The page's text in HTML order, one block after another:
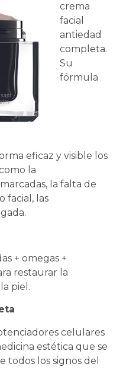
crema
facial
antiedad
completa.
Su
fórmula
eficaz y visible los
la
la falta de
facial, las
+ omegas +
restaurar la
piel.
celulares
estética que se
todos los signos del